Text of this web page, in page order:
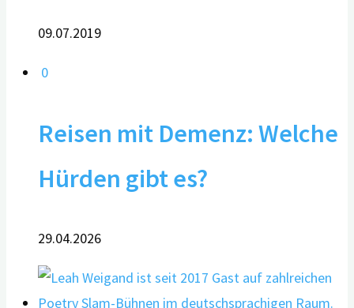
09.07.2019
0
Reisen mit Demenz: Welche
Hürden gibt es?
29.04.2026